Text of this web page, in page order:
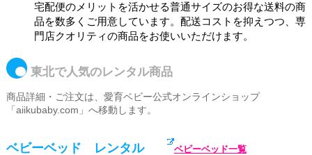
宅配便のメリットを活かせる普通サイズのお得な送料の商
品を数多くご用意しています。配送コストを抑えつつ、専
門店クオリティの商品をお使いいただけます。
東北で人気のレンタル商品
商品詳細・ご注文は、愛育ベビー公式オンラインショップ
「aiikubaby.com」へ移動します。
ベビーベッド レンタル ベビーベッド一覧